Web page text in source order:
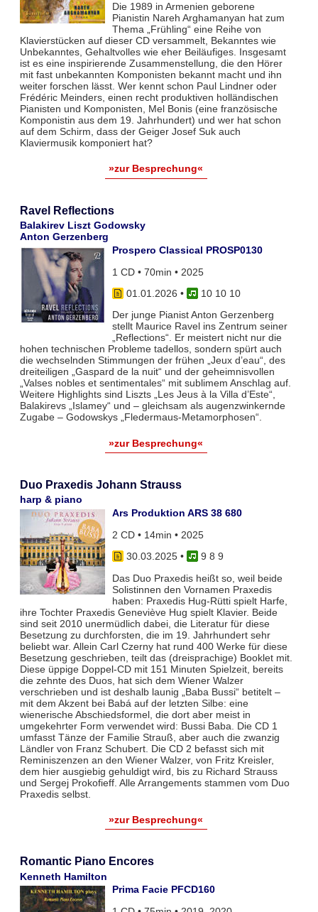
Die 1989 in Armenien geborene
Pianistin Nareh Arghamanyan hat zum
Thema „Frühling“ eine Reihe von
Klavierstücken auf dieser CD versammelt, Bekanntes wie
Unbekanntes, Gehaltvolles wie eher Beiläufiges. Insgesamt
ist es eine inspirierende Zusammenstellung, die den Hörer
mit fast unbekannten Komponisten bekannt macht und ihn
weiter forschen lässt. Wer kennt schon Paul Lindner oder
Frédéric Meinders, einen recht produktiven holländischen
Pianisten und Komponisten, Mel Bonis (eine französische
Komponistin aus dem 19. Jahrhundert) und wer hat schon
auf dem Schirm, dass der Geiger Josef Suk auch
Klaviermusik komponiert hat?
»zur Besprechung«
Ravel Reflections
Balakirev Liszt Godowsky
Anton Gerzenberg
Prospero Classical PROSP0130
1 CD • 70min • 2025
01.01.2026 •
10 10 10
Der junge Pianist Anton Gerzenberg
stellt Maurice Ravel ins Zentrum seiner
„Reflections“. Er meistert nicht nur die
hohen technischen Probleme tadellos, sondern spürt auch
die wechselnden Stimmungen der frühen „Jeux d’eau“, des
dreiteiligen „Gaspard de la nuit“ und der geheimnisvollen
„Valses nobles et sentimentales“ mit sublimem Anschlag auf.
Weitere Highlights sind Liszts „Les Jeus à la Villa d’Este“,
Balakirevs „Islamey“ und – gleichsam als augenzwinkernde
Zugabe – Godowskys „Fledermaus-Metamorphosen“.
»zur Besprechung«
Duo Praxedis Johann Strauss
harp & piano
Ars Produktion ARS 38 680
2 CD • 14min • 2025
30.03.2025•
9 8 9
Das Duo Praxedis heißt so, weil beide
Solistinnen den Vornamen Praxedis
haben: Praxedis Hug-Rütti spielt Harfe,
ihre Tochter Praxedis Geneviève Hug spielt Klavier. Beide
sind seit 2010 unermüdlich dabei, die Literatur für diese
Besetzung zu durchforsten, die im 19. Jahrhundert sehr
beliebt war. Allein Carl Czerny hat rund 400 Werke für diese
Besetzung geschrieben, teilt das (dreisprachige) Booklet mit.
Diese üppige Doppel-CD mit 151 Minuten Spielzeit, bereits
die zehnte des Duos, hat sich dem Wiener Walzer
verschrieben und ist deshalb launig „Baba Bussi“ betitelt –
mit dem Akzent bei Babá auf der letzten Silbe: eine
wienerische Abschiedsformel, die dort aber meist in
umgekehrter Form verwendet wird: Bussi Baba. Die CD 1
umfasst Tänze der Familie Strauß, aber auch die zwanzig
Ländler von Franz Schubert. Die CD 2 befasst sich mit
Reminiszenzen an den Wiener Walzer, von Fritz Kreisler,
dem hier ausgiebig gehuldigt wird, bis zu Richard Strauss
und Sergej Prokofieff. Alle Arrangements stammen vom Duo
Praxedis selbst.
»zur Besprechung«
Romantic Piano Encores
Kenneth Hamilton
Prima Facie PFCD160